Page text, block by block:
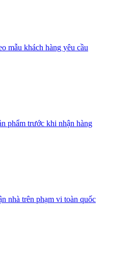
mẫu khách hàng yêu cầu
phẩm trước khi nhận hàng
nhà trên phạm vi toàn quốc